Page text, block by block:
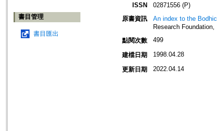
書目管理
書目匯出
ISSN
02871556 (P)
原書資訊
An index to the
Research Foundation,
點閱次數
499
建檔日期 1998.04.28
更新日期 2022.04.14